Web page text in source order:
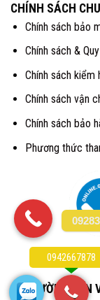
CHÍNH SÁCH
Chính sách bảo
Chính sách &
Chính sách kiểm
Chính sách vận
Chính sách bảo
Phương thức
CHỈ ĐƯỜNG ĐẾN
0942667878